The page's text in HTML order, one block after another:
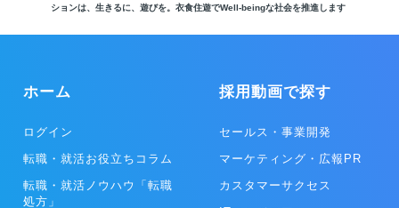
ションは、生きるに、遊びを。衣食住遊でWell-beingな社会を推進します
ホーム
ログイン
転職・就活お役立ちコラム
転職・就活ノウハウ「転職
処方」
採用動画で探す
セールス・事業開発
マーケティング・広報PR
カスタマーサクセス